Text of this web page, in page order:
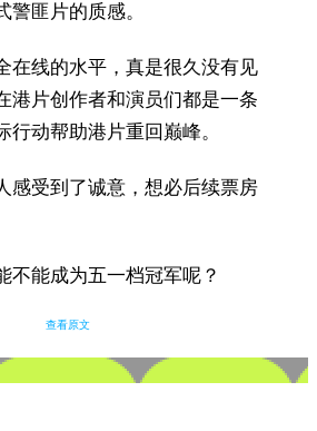
警匪片的质感。
在线的水平，真是很久没有见
港片创作者和演员们都是一条
行动帮助港片重回巅峰。
感受到了诚意，想必后续票房
不能成为五一档冠军呢？
查看原文